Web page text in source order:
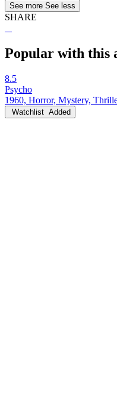
See more See less
SHARE
Popular with this
8.5
Psycho
1960, Horror, Mystery,
Watchlist Added